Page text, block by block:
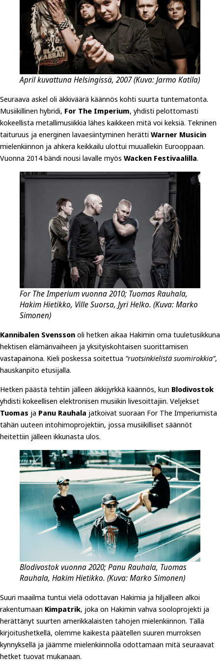
April kuvattuna Helsingissä, 2007 (Kuva: Jarmo Katila)
Seuraava askel oli äkkiväärä käännös kohti suurta tuntematonta.
Musiikillinen hybridi, For The Imperium, yhdisti pelottomasti
kokeellista metallimusiikkia lähes kaikkeen mitä voi keksiä. Tekninen
taituruus ja energinen lavaesiintyminen herätti Warner Musicin
mielenkiinnon ja ahkera keikkailu ulottui muuallekin Eurooppaan.
Vuonna 2014 bändi nousi lavalle myös Wacken Festivaalilla.
For The Imperium vuonna 2010; Tuomas Rauhala,
Hakim Hietikko, Ville Suorsa, Jyri Helko. (Kuva: Marko
Simonen)
Kannibalen Svensson oli hetken aikaa Hakimin oma tuuletusikkuna
hektisen elämänvaiheen ja yksityiskohtaisen suorittamisen
vastapainona. Kieli poskessa soitettua ”ruotsinkielistä suomirokkia”,
hauskanpito etusijalla.
Hetken päästä tehtiin jälleen äkkijyrkkä käännös, kun Blodivostok
yhdisti kokeellisen elektronisen musiikin livesoittajiin. Veljekset
Tuomas ja Panu Rauhala jatkoivat suoraan For The Imperiumista
tähän uuteen intohimoprojektiin, jossa musiikilliset säännöt
heitettiin jälleen ikkunasta ulos.
Blodivostok vuonna 2020; Panu Rauhala, Tuomas
Rauhala, Hakim Hietikko. (Kuva: Marko Simonen)
Suuri maailma tuntui vielä odottavan Hakimia ja hiljalleen alkoi
rakentumaan Kimpatrik, joka on Hakimin vahva sooloprojekti ja
herättänyt suurten amerikkalaisten tahojen mielenkiinnon. Tällä
kirjoitushetkellä, olemme kaikesta päätellen suuren murroksen
kynnyksellä ja jäämme mielenkiinnolla odottamaan mitä seuraavat
hetket tuovat mukanaan.